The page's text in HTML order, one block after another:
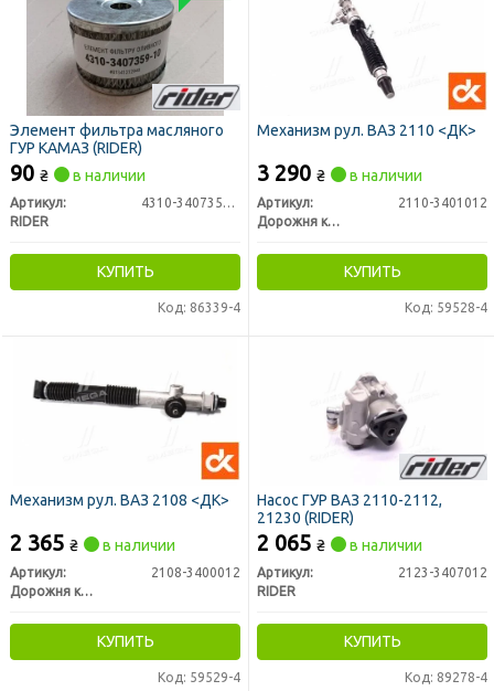
Элемент фильтра масляного
ГУР КАМАЗ (RIDER)
90 ₴ в наличии
Артикул:
4310-3407359-10
RIDER
КУПИТЬ
Код: 86339-4
Механизм рул. ВАЗ 2110 <ДК>
3 290 ₴ в наличии
Артикул:
2110-3401012
Дорожня карта
КУПИТЬ
Код: 59528-4
Механизм рул. ВАЗ 2108 <ДК>
2 365 ₴ в наличии
Артикул:
2108-3400012
Дорожня карта
КУПИТЬ
Код: 59529-4
Насос ГУР ВАЗ 2110-2112,
21230 (RIDER)
2 065 ₴ в наличии
Артикул:
2123-3407012
RIDER
КУПИТЬ
Код: 89278-4